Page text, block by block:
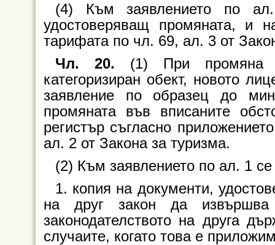
(4) Към заявлението по
удостоверяващ промяната, и
тарифата по чл. 69, ал. 3 от
Чл. 20. (1) При промяна
категоризиран обект, новото
заявление по образец до
промяната във вписаните
регистър съгласно
ал. 2 от Закона за туризма.
(2) Към заявлението по ал. 1
1. копия на документи,
на друг закон да извършва
законодателството на друга
случаите, когато това е